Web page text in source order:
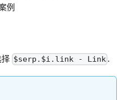
例
$serp.$i.link - Link .